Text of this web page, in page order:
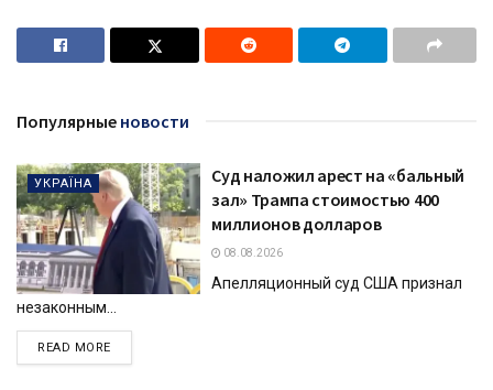
Популярные новости
УКРАЇНА
Суд наложил арест на «бальный
зал» Трампа стоимостью 400
миллионов долларов
08.08.2026
Апелляционный суд США признал
незаконным...
READ MOREDETAILS